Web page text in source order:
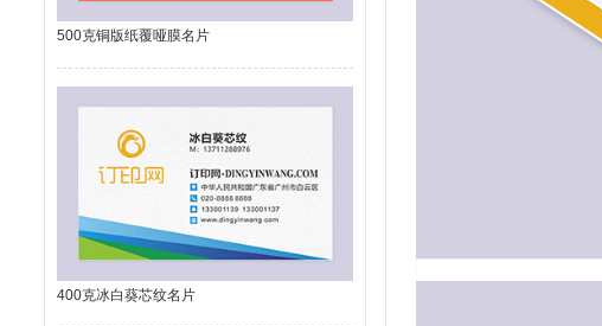
500克铜版纸覆哑膜名片
400克冰白葵芯纹名片